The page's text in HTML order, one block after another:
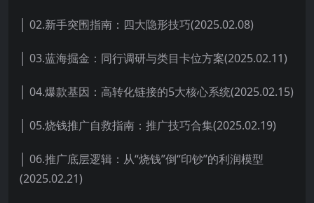
│ 02.新手突围指南：四大隐形技巧(2025.02.08)
│ 03.蓝海掘金：同行调研与类目卡位方案(2025.02.11)
│ 04.爆款基因：高转化链接的5大核心系统(2025.02.15)
│ 05.烧钱推广自救指南：推广技巧合集(2025.02.19)
│ 06.推广底层逻辑：从“烧钱”倒“印钞”的利润模型
(2025.02.21)